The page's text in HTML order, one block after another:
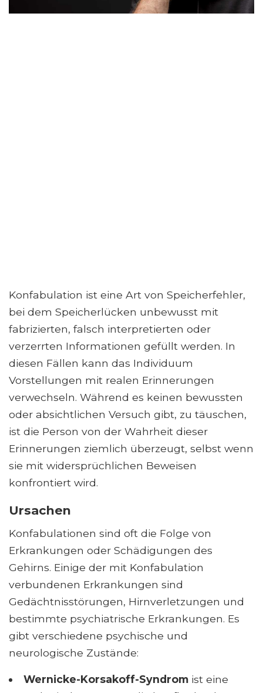
Konfabulation ist eine Art von Speicherfehler,
bei dem Speicherlücken unbewusst mit
fabrizierten, falsch interpretierten oder
verzerrten Informationen gefüllt werden. In
diesen Fällen kann das Individuum
Vorstellungen mit realen Erinnerungen
verwechseln. Während es keinen bewussten
oder absichtlichen Versuch gibt, zu täuschen,
ist die Person von der Wahrheit dieser
Erinnerungen ziemlich überzeugt, selbst wenn
sie mit widersprüchlichen Beweisen
konfrontiert wird.
Ursachen
Konfabulationen sind oft die Folge von
Erkrankungen oder Schädigungen des
Gehirns. Einige der mit Konfabulation
verbundenen Erkrankungen sind
Gedächtnisstörungen, Hirnverletzungen und
bestimmte psychiatrische Erkrankungen. Es
gibt verschiedene psychische und
neurologische Zustände:
Wernicke-Korsakoff-Syndromist eine